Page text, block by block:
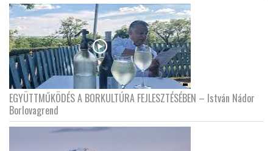
EGYÜTTMŰKÖDÉS A BORKULTÚRA FEJLESZTÉSÉBEN – István Nádor
Borlovagrend